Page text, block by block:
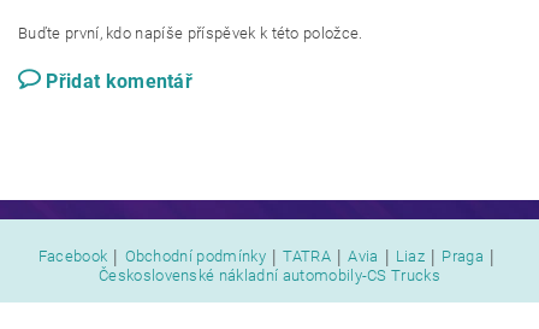
Buďte první, kdo napíše příspěvek k této položce.
Přidat komentář
Facebook | Obchodní podmínky | TATRA | Avia | Liaz | Praga |
Československé nákladní automobily-CS Trucks